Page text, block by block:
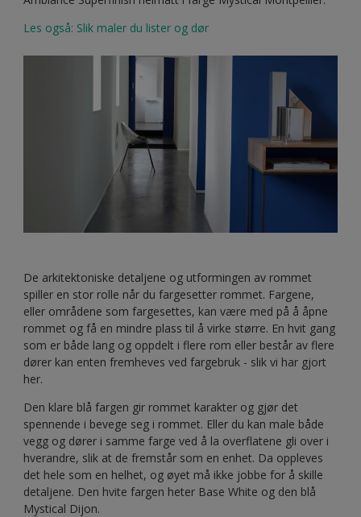
Les også: Slik maler du lister og dør
De arkitektoniske detaljene og utformingen av rommet
spiller en stor rolle når du fargesetter rommet. Fargene,
eller områdene som fargesettes, kan være med på å åpne
rommet og få en mindre plass til å virke større. En hvit gang
som er både lang og oppdelt i flere rom eller består av flere
dører kan enten fremheves ved fargebruk - slik vi har gjort
her.
Den klare blå fargen gir rommet karakter og gjør det
spennende i bevege seg i rommet. Eller du kan male både
vegg og dører i samme farge ved å la overflatene gli over i
hverandre, slik at de fremstår som en enhet. Da oppleves
det hele som en helhet, og øyet må ikke jobbe for å skille
detaljene. Den hvite fargen heter Base White og den blå
Mystical Dijon.